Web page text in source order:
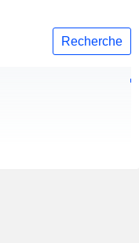
Recherche